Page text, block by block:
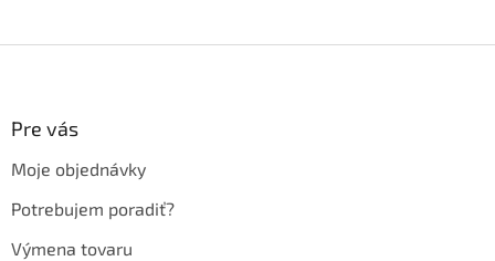
Pre vás
Moje objednávky
Potrebujem poradiť?
Výmena tovaru